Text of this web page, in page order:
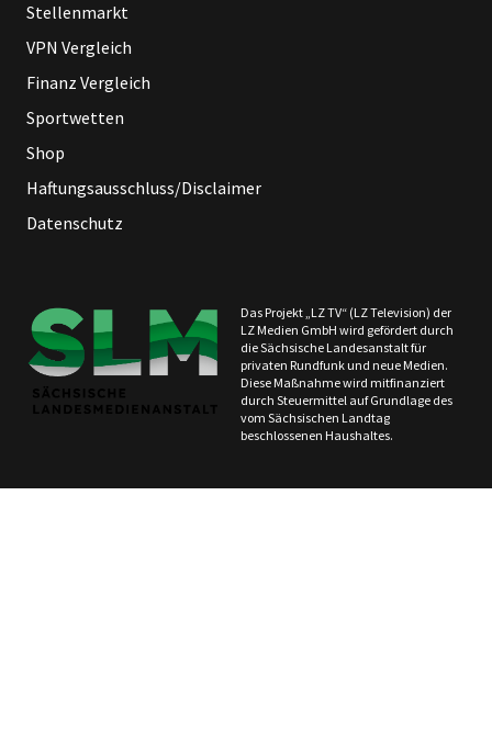
Stellenmarkt
VPN Vergleich
Finanz Vergleich
Sportwetten
Shop
Haftungsausschluss/Disclaimer
Datenschutz
Das Projekt „LZ TV“ (LZ Television) der
LZ Medien GmbH wird gefördert durch
die Sächsische Landesanstalt für
privaten Rundfunk und neue Medien.
Diese Maßnahme wird mitfinanziert
durch Steuermittel auf Grundlage des
vom Sächsischen Landtag
beschlossenen Haushaltes.